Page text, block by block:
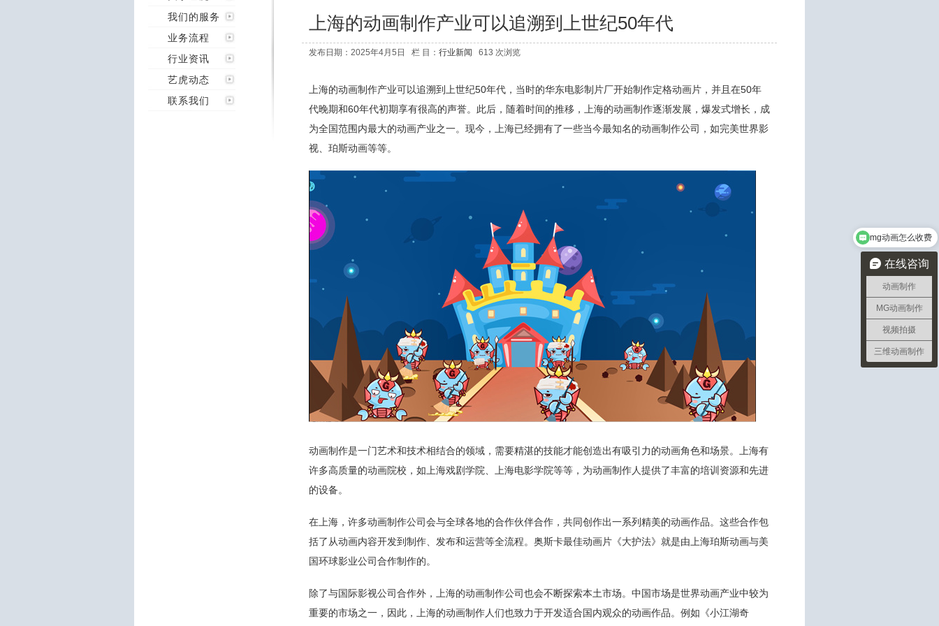
我们的服务
业务流程
行业资讯
艺虎动态
联系我们
上海的动画制作产业可以追溯到上世纪50年代
发布日期：2025年4月5日 栏 目： 行业新闻 613 次浏览
上海的动画制作产业可以追溯到上世纪50年代，当时的华东电影制片厂开始制作定格动画片，并且在50年
代晚期和60年代初期享有很高的声誉。此后，随着时间的推移，上海的动画制作逐渐发展，爆发式增长，成
为全国范围内最大的动画产业之一。现今，上海已经拥有了一些当今最知名的动画制作公司，如完美世界影
视、珀斯动画等等。
动画制作是一门艺术和技术相结合的领域，需要精湛的技能才能创造出有吸引力的动画角色和场景。上海有
许多高质量的动画院校，如上海戏剧学院、上海电影学院等等，为动画制作人提供了丰富的培训资源和先进
的设备。
在上海，许多动画制作公司会与全球各地的合作伙伴合作，共同创作出一系列精美的动画作品。这些合作包
括了从动画内容开发到制作、发布和运营等全流程。奥斯卡最佳动画片《大护法》就是由上海珀斯动画与美
国环球影业公司合作制作的。
除了与国际影视公司合作外，上海的动画制作公司也会不断探索本土市场。中国市场是世界动画产业中较为
重要的市场之一，因此，上海的动画制作人们也致力于开发适合国内观众的动画作品。例如《小江湖奇
在线咨询
动画制作
MG动画制作
视频拍摄
三维动画制作
mg动画怎么收费